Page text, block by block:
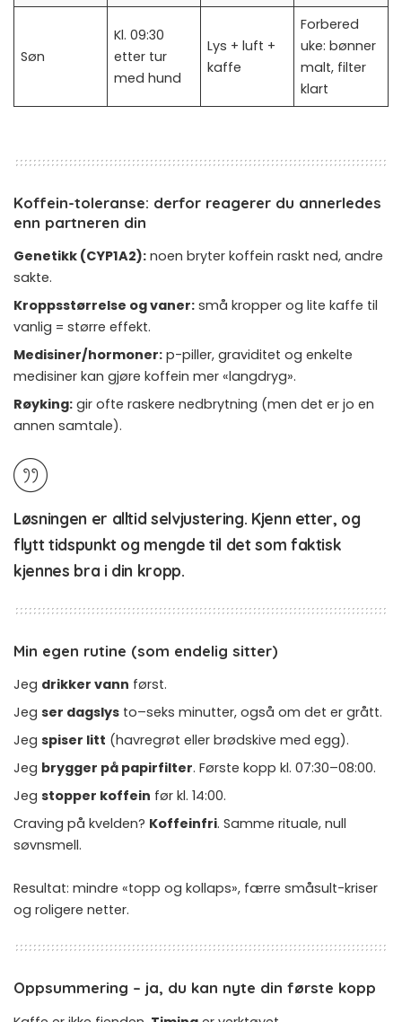
Søn
Kl. 09:30
etter tur
med hund
Lys + luft +
kaffe
Forbered
uke: bønner
malt, filter
klart
Koffein-toleranse: derfor reagerer du annerledes
enn partneren din
Genetikk (CYP1A2): noen bryter koffein raskt ned, andre
sakte.
Kroppsstørrelse og vaner: små kropper og lite kaffe til
vanlig = større effekt.
Medisiner/hormoner: p-piller, graviditet og enkelte
medisiner kan gjøre koffein mer «langdryg».
Røyking: gir ofte raskere nedbrytning (men det er jo en
annen samtale).
Løsningen er alltidselvjustering. Kjenn etter, og
flytt tidspunkt og mengde til det som faktisk
kjennes bra i din kropp.
Min egen rutine (som endelig sitter)
Jeg drikker vann først.
Jeg ser dagslys to–seks minutter, også om det er grått.
Jeg spiser litt (havregrøt eller brødskive med egg).
Jeg brygger på papirfilter. Første kopp kl. 07:30–08:00.
Jeg stopper koffein før kl. 14:00.
Craving på kvelden? Koffeinfri. Samme rituale, null
søvnsmell.
Resultat: mindre «topp og kollaps», færre småsult-kriser
og roligere netter.
Oppsummering – ja, du kan nyte din første kopp